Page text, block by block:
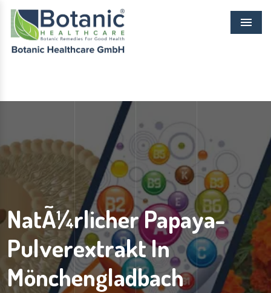
Menu
NatÃ¼rlicher Papaya-
Pulverextrakt In
Mönchengladbach